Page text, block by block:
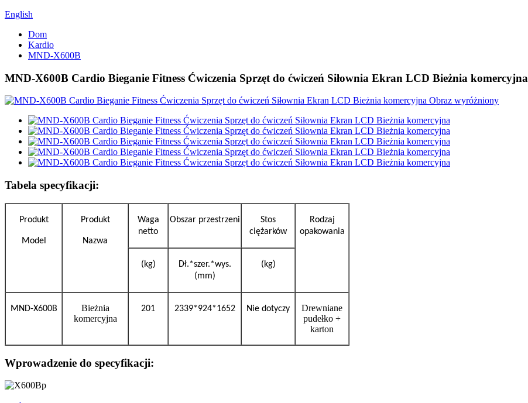
English
Dom
Kardio
MND-X600B
MND-X600B Cardio Bieganie Fitness Ćwiczenia Sprzęt do ćwiczeń Siłownia Ekran LCD Bieżnia komercyjna
Tabela specyfikacji:
Produkt
Model
Produkt
Nazwa
Waga
netto
Obszar przestrzeni
Stos
ciężarków
Rodzaj
opakowania
(kg)
Dł.*szer.*wys.
(mm)
(kg)
MND-X600B
Bieżnia
komercyjna
201 2339*924*1652 Nie dotyczy
Drewniane
pudełko +
karton
Wprowadzenie do specyfikacji: